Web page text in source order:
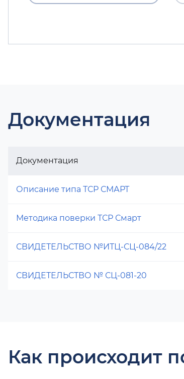
Документация
Документация
Описание типа ТСР СМАРТ
Методика поверки ТСР Смарт
СВИДЕТЕЛЬСТВО №ИТЦ-СЦ-084/22
СВИДЕТЕЛЬСТВО № СЦ-081-20
Как происходит